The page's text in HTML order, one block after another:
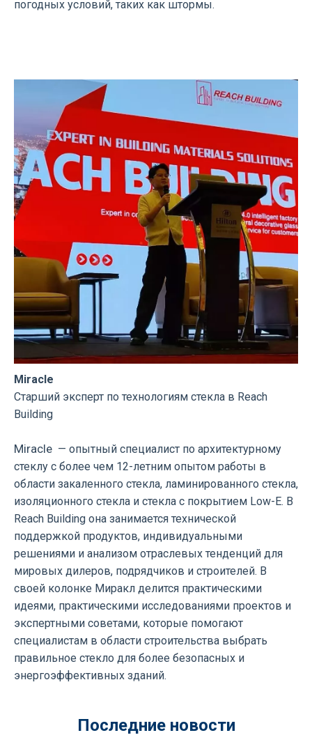
погодных условий, таких как штормы.
Miracle
Старший эксперт по технологиям стекла в Reach
Building
Miracle — опытный специалист по архитектурному
стеклу с более чем 12-летним опытом работы в
области закаленного стекла, ламинированного стекла,
изоляционного стекла и стекла с покрытием Low-E. В
Reach Building она занимается технической
поддержкой продуктов, индивидуальными
решениями и анализом отраслевых тенденций для
мировых дилеров, подрядчиков и строителей. В
своей колонке Миракл делится практическими
идеями, практическими исследованиями проектов и
экспертными советами, которые помогают
специалистам в области строительства выбрать
правильное стекло для более безопасных и
энергоэффективных зданий.
Последние новости